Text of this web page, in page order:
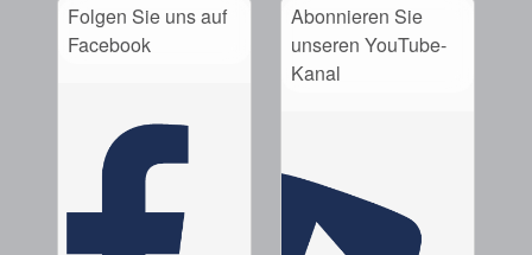
Folgen Sie uns auf
Facebook
Abonnieren Sie
unseren YouTube-
Kanal